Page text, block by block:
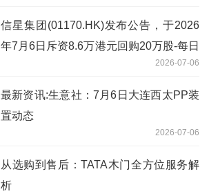
信星集团(01170.HK)发布公告，于2026
年7月6日斥资8.6万港元回购20万股-每日
2026-07-06
最新资讯:生意社：7月6日大连西太PP装
置动态
2026-07-06
从选购到售后：TATA木门全方位服务解
析